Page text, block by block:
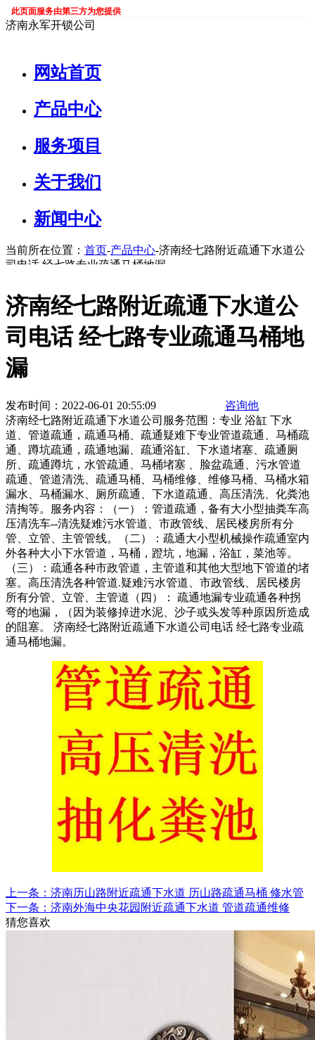
此页面服务由第三方为您提供
济南永军开锁公司
网站首页
产品中心
服务项目
关于我们
新闻中心
当前所在位置： 首页-产品中心-济南经七路附近疏通下水道公
司电话 经七路专业疏通马桶地漏
济南经七路附近疏通下水道公
司电话 经七路专业疏通马桶地
漏
发布时间：2022-06-01 20:55:09
咨询他
济南经七路附近疏通下水道公司服务范围：专业 浴缸 下水
道、管道疏通，疏通马桶、疏通疑难下专业管道疏通、马桶疏
通、蹲坑疏通，疏通地漏、疏通浴缸、下水道堵塞、疏通厕
所、疏通蹲坑，水管疏通、马桶堵塞 、脸盆疏通、污水管道
疏通、管道清洗、疏通马桶、马桶维修、维修马桶、马桶水箱
漏水、马桶漏水、厕所疏通、下水道疏通、高压清洗、化粪池
清掏等。服务内容：（一）：管道疏通，备有大小型抽粪车高
压清洗车--清洗疑难污水管道、市政管线、居民楼房所有分
管、立管、主管管线。（二）：疏通大小型机械操作疏通室内
外各种大小下水管道，马桶，蹬坑，地漏，浴缸，菜池等。
（三）：疏通各种市政管道，主管道和其他大型地下管道的堵
塞。高压清洗各种管道.疑难污水管道、市政管线、居民楼房
所有分管、立管、主管道（四）： 疏通地漏专业疏通各种拐
弯的地漏，（因为装修掉进水泥、沙子或头发等种原因所造成
的阻塞。 济南经七路附近疏通下水道公司电话 经七路专业疏
通马桶地漏。
上一条：济南历山路附近疏通下水道 历山路疏通马桶 修水管
下一条：济南外海中央花园附近疏通下水道 管道疏通维修
猜您喜欢